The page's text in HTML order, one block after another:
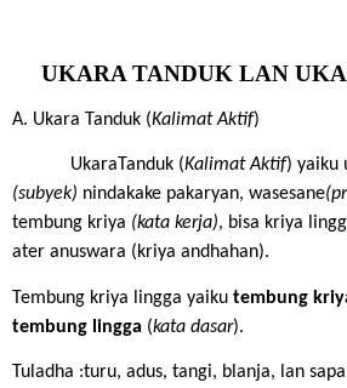
UKARA TANDUK LAN
A. Ukara Tanduk (Kalimat Aktif)
UkaraTanduk (Kalimat Aktif
(subyek) nindakake pakaryan, wasesane
tembung kriya (kata kerja), bisa kriya
ater anuswara (kriya andhahan).
Tembung kriya lingga yaiku tembung
tembung lingga (kata dasar).
Tuladha :turu, adus, tangi, blanja, lan